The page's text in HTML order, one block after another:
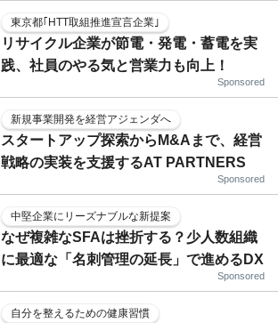
東京都｢HTT取組推進宣言企業｣
リサイクル企業が節電・発電・蓄電を実
践、社員のやる気と営業力も向上！
Sponsored
新規事業開発を経営アジェンダへ
スタートアップ探索からM&Aまで、経営
戦略の実装を支援するAT PARTNERS
Sponsored
中堅企業にリーズナブルな新提案
なぜ複雑なSFAは挫折する？少人数組織
に最適な「名刺管理の延長」で進めるDX
Sponsored
自分を整えるための健康習慣